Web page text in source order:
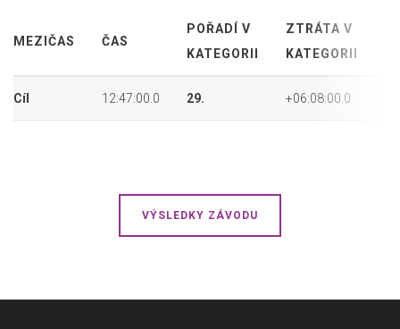
MEZIČAS ČAS
POŘADÍ V
KATEGORII
ZTRÁTA V
KATEGORII
Cíl 12:47:00.0 29. +06:08:00.0
VÝSLEDKY ZÁVODU